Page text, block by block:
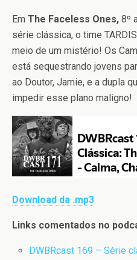
Em The Faceless Ones, 8º
série clássica, o time
meio de um mistério! Os
está sequestrando jovens
ao Doutor, Jamie, e a dupla
impedir esse plano maligno!
Download da .mp3
Links comentados no
DWBRcast 169 – Série